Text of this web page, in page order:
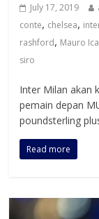
July 17, 2019
conte, chelsea,
rashford, Mauro
siro
Inter Milan akan
pemain depan
poundsterling
Read more